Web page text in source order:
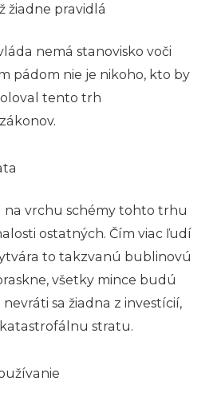
žiadne pravidlá
nemá stanovisko voči
pádom nie je nikoho, kto by
tento trh
na vrchu schémy tohto trhu
ostatných. Čím viac ľudí
to takzvanú bublinovú
všetky mince budú
sa žiadna z investícií,
stratu.